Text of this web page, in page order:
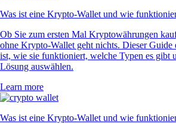
Was ist eine Krypto-Wallet und wie
Ob Sie zum ersten Mal Kryptowährungen
ohne Krypto-Wallet geht nichts. Dieser Guide
ist, wie sie funktioniert, welche Typen es gibt
Lösung auswählen.
Learn more
Was ist eine Krypto-Wallet und wie